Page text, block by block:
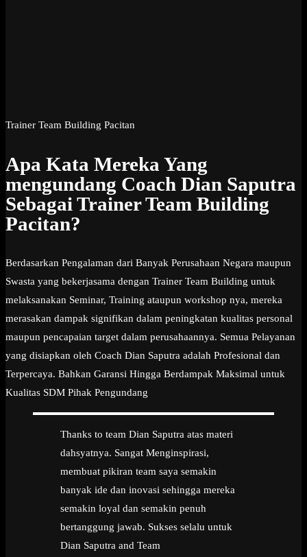
Trainer Team Building Pacitan
Apa Kata Mereka Yang
mengundang Coach Dian Saputra
Sebagai Trainer Team Building
Pacitan?
Berdasarkan Pengalaman dari Banyak Perusahaan Negara maupun
Swasta yang bekerjasama dengan Trainer Team Building untuk
melaksanakan Seminar, Training ataupun workshop nya, mereka
merasakan dampak signifikan dalam peningkatan kualitas personal
maupun pencapaian target dalam perusahaannya. Semua Pelayanan
yang disiapkan oleh Coach Dian Saputra adalah Profesional dan
Terpercaya. Bahkan Garansi Hingga Berdampak Maksimal untuk
Kualitas SDM Pihak Pengundang
Thanks to team Dian Saputra atas materi
dahsyatnya. Sangat Menginspirasi,
membuat pikiran team saya semakin
banyak ide dan inovasi sehingga mereka
semakin loyal dan semakin penuh
bertanggung jawab. Sukses selalu untuk
Dian Saputra and Team